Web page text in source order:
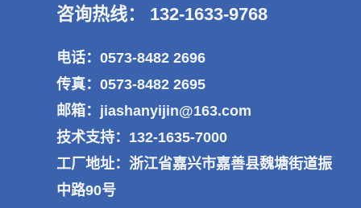
咨询热线： 132-1633-9768
电话：0573-8482 2696
传真：0573-8482 2695
邮箱：jiashanyijin@163.com
技术支持：132-1635-7000
工厂地址：浙江省嘉兴市嘉善县魏塘街道振
中路90号